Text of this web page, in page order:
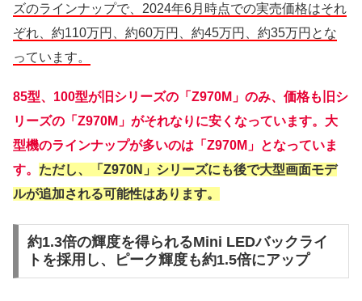
ズのラインナップで、2024年6月時点での実売価格はそれ
ぞれ、約110万円、約60万円、約45万円、約35万円とな
っています。
85型、100型が旧シリーズの「Z970M」のみ、価格も旧シ
リーズの「Z970M」がそれなりに安くなっています。大
型機のラインナップが多いのは「Z970M」となっていま
す。 ただし、「Z970N」シリーズにも後で大型画面モデ
ルが追加される可能性はあります。
約1.3倍の輝度を得られるMini LEDバックライ
トを採用し、ピーク輝度も約1.5倍にアップ